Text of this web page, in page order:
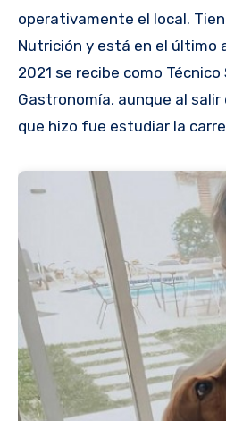
operativamente el local.
Nutrición y está en el último
2021 se recibe como Técnico
Gastronomía, aunque al
que hizo fue estudiar la